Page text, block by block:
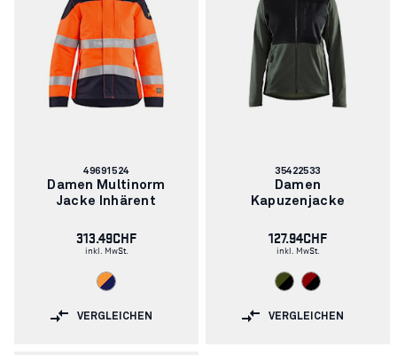
Artikelnummer:
49691524
Damen Multinorm
Jacke Inhärent
313.49CHF
inkl. MwSt.
VERGLEICHEN
Artikelnummer:
35422533
Damen
Kapuzenjacke
127.94CHF
inkl. MwSt.
VERGLEICHEN